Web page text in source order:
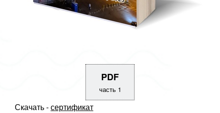
PDF
часть 1
Скачать -сертификат